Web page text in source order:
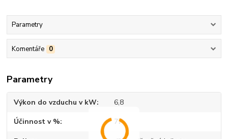
Parametry
Komentáře 0
Parametry
Výkon do vzduchu v kW 6,8
Účinnost v % 77